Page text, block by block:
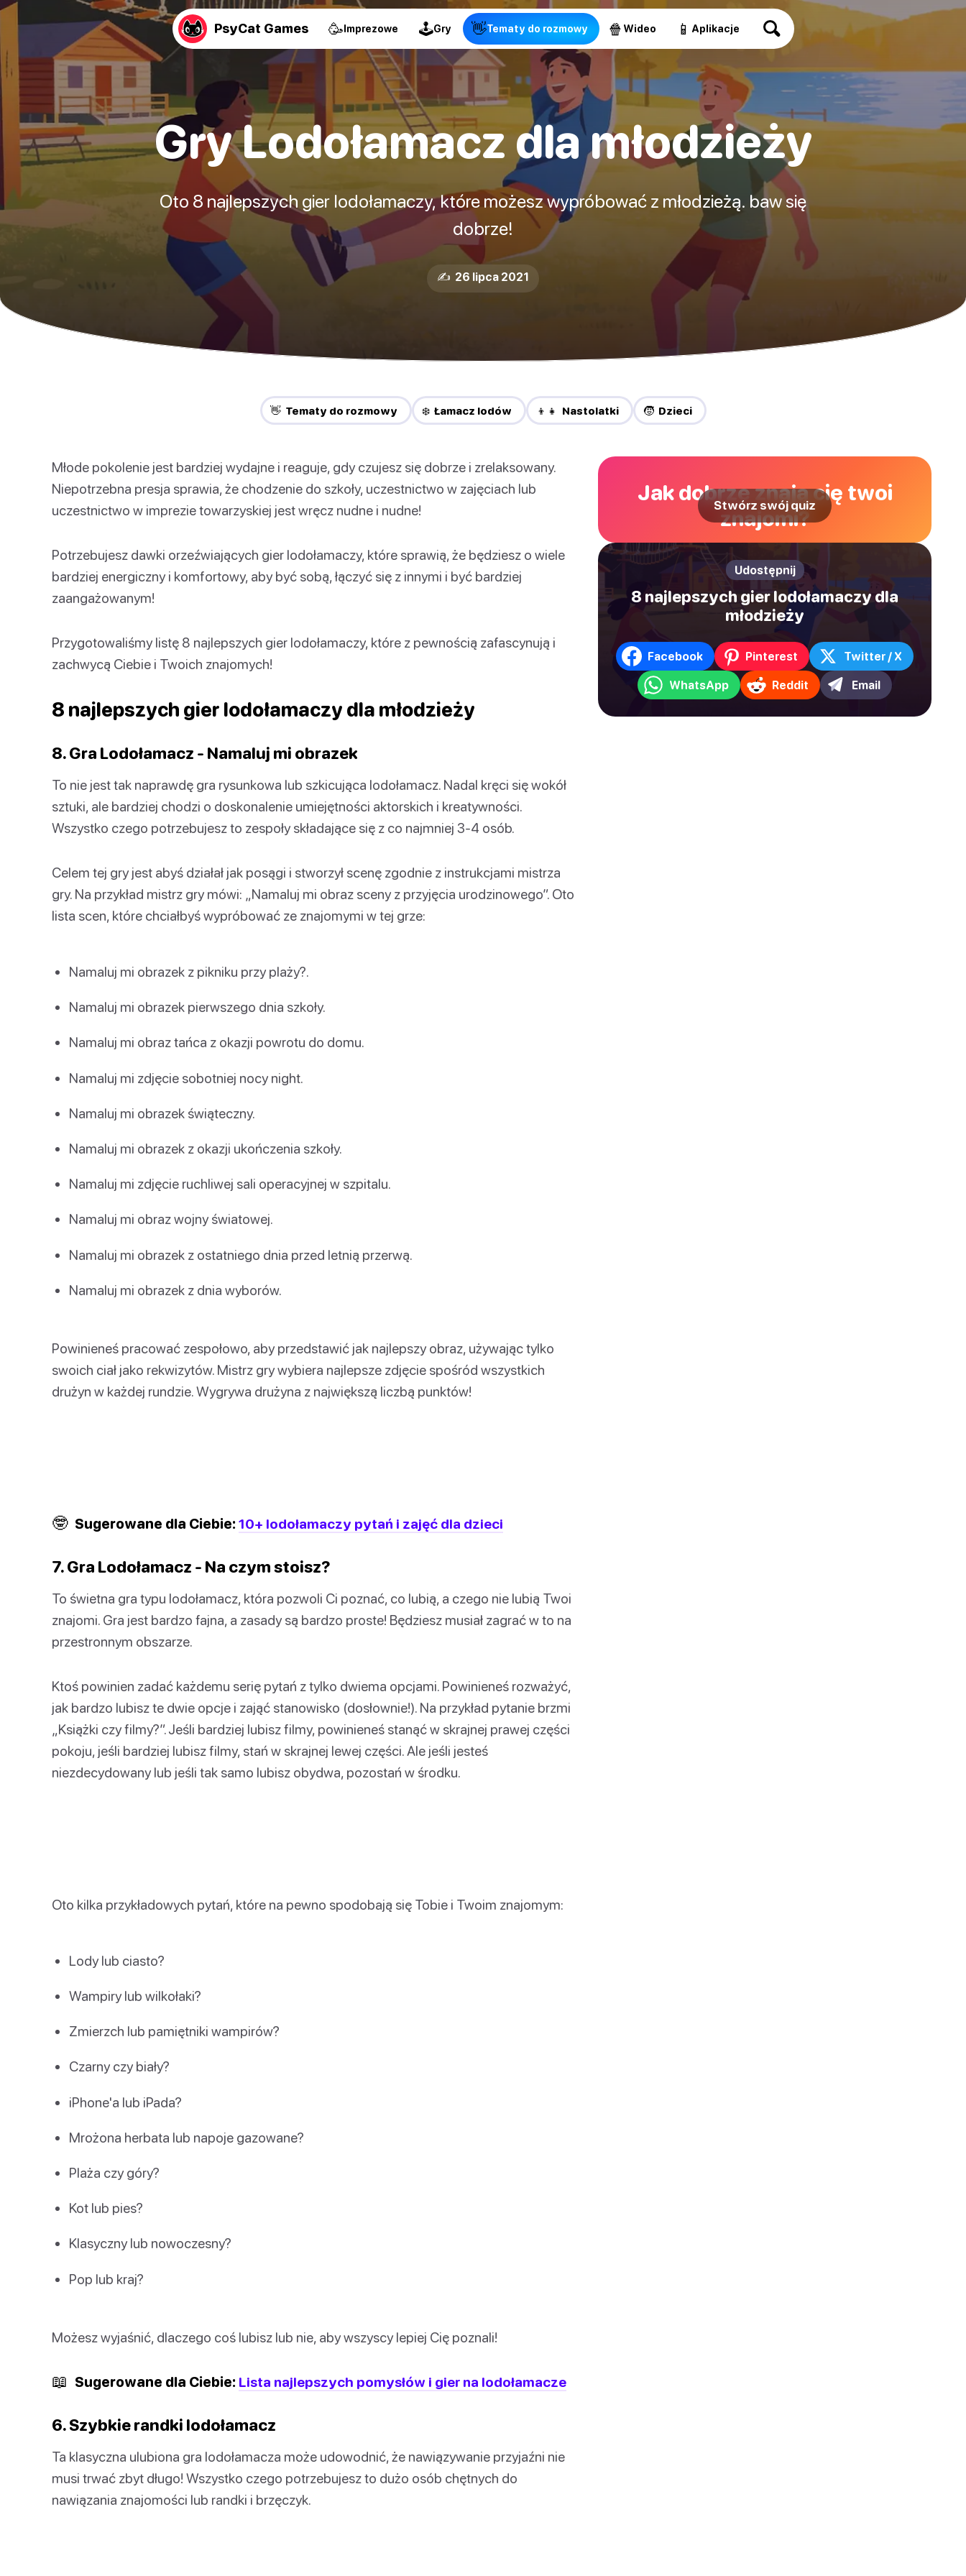
PsyCat Games 🥳Imprezowe 🕹Gry 👋Tematy do rozmowy 🍿 Wideo 📱 Aplikacje
Gry Lodołamacz dla młodzieży
Oto 8 najlepszych gier lodołamaczy, które możesz wypróbować z młodzieżą. baw się
dobrze!
✍️ 26 lipca 2021
👋 Tematy do rozmowy ❄️ Łamacz lodów 👦👧 Nastolatki 🧒 Dzieci
Młode pokolenie jest bardziej wydajne i reaguje, gdy czujesz się dobrze i zrelaksowany.
Niepotrzebna presja sprawia, że chodzenie do szkoły, uczestnictwo w zajęciach lub
uczestnictwo w imprezie towarzyskiej jest wręcz nudne i nudne!
Potrzebujesz dawki orzeźwiających gier lodołamaczy, które sprawią, że będziesz o wiele
bardziej energiczny i komfortowy, aby być sobą, łączyć się z innymi i być bardziej
zaangażowanym!
Przygotowaliśmy listę 8 najlepszych gier lodołamaczy, które z pewnością zafascynują i
zachwycą Ciebie i Twoich znajomych!
8 najlepszych gier lodołamaczy dla młodzieży
8. Gra Lodołamacz - Namaluj mi obrazek
To nie jest tak naprawdę gra rysunkowa lub szkicująca lodołamacz. Nadal kręci się wokół
sztuki, ale bardziej chodzi o doskonalenie umiejętności aktorskich i kreatywności.
Wszystko czego potrzebujesz to zespoły składające się z co najmniej 3-4 osób.
Celem tej gry jest abyś działał jak posągi i stworzył scenę zgodnie z instrukcjami mistrza
gry. Na przykład mistrz gry mówi: „Namaluj mi obraz sceny z przyjęcia urodzinowego”. Oto
lista scen, które chciałbyś wypróbować ze znajomymi w tej grze:
Namaluj mi obrazek z pikniku przy plaży?.
Namaluj mi obrazek pierwszego dnia szkoły.
Namaluj mi obraz tańca z okazji powrotu do domu.
Namaluj mi zdjęcie sobotniej nocy night.
Namaluj mi obrazek świąteczny.
Namaluj mi obrazek z okazji ukończenia szkoły.
Namaluj mi zdjęcie ruchliwej sali operacyjnej w szpitalu.
Namaluj mi obraz wojny światowej.
Namaluj mi obrazek z ostatniego dnia przed letnią przerwą.
Namaluj mi obrazek z dnia wyborów.
Powinieneś pracować zespołowo, aby przedstawić jak najlepszy obraz, używając tylko
swoich ciał jako rekwizytów. Mistrz gry wybiera najlepsze zdjęcie spośród wszystkich
drużyn w każdej rundzie. Wygrywa drużyna z największą liczbą punktów!
🤓 Sugerowane dla Ciebie: 10+ lodołamaczy pytań i zajęć dla dzieci
7. Gra Lodołamacz - Na czym stoisz?
To świetna gra typu lodołamacz, która pozwoli Ci poznać, co lubią, a czego nie lubią Twoi
znajomi. Gra jest bardzo fajna, a zasady są bardzo proste! Będziesz musiał zagrać w to na
przestronnym obszarze.
Ktoś powinien zadać każdemu serię pytań z tylko dwiema opcjami. Powinieneś rozważyć,
jak bardzo lubisz te dwie opcje i zająć stanowisko (dosłownie!). Na przykład pytanie brzmi
„Książki czy filmy?”. Jeśli bardziej lubisz filmy, powinieneś stanąć w skrajnej prawej części
pokoju, jeśli bardziej lubisz filmy, stań w skrajnej lewej części. Ale jeśli jesteś
niezdecydowany lub jeśli tak samo lubisz obydwa, pozostań w środku.
Oto kilka przykładowych pytań, które na pewno spodobają się Tobie i Twoim znajomym:
Lody lub ciasto?
Wampiry lub wilkołaki?
Zmierzch lub pamiętniki wampirów?
Czarny czy biały?
iPhone'a lub iPada?
Mrożona herbata lub napoje gazowane?
Plaża czy góry?
Kot lub pies?
Klasyczny lub nowoczesny?
Pop lub kraj?
Możesz wyjaśnić, dlaczego coś lubisz lub nie, aby wszyscy lepiej Cię poznali!
📖 Sugerowane dla Ciebie: Lista najlepszych pomysłów i gier na lodołamacze
6. Szybkie randki lodołamacz
Ta klasyczna ulubiona gra lodołamacza może udowodnić, że nawiązywanie przyjaźni nie
musi trwać zbyt długo! Wszystko czego potrzebujesz to dużo osób chętnych do
nawiązania znajomości lub randki i brzęczyk.
Jak dobrze znają cię twoi
znajomi?
Stwórz swój quiz
Udostępnij
8 najlepszych gier lodołamaczy dla
młodzieży
Facebook Pinterest Twitter / X
WhatsApp Reddit Email